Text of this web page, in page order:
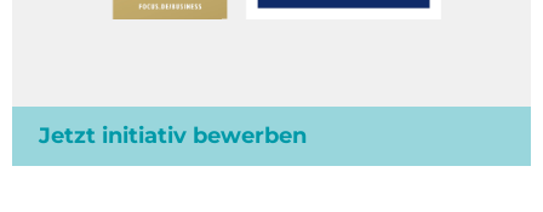
Jetzt initiativ bewerben